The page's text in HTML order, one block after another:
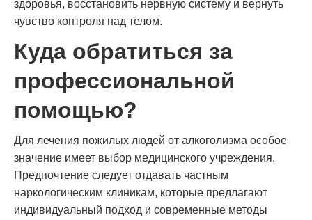
здоровья, восстановить нервную систему и вернуть
чувство контроля над телом.
Куда обратиться за
профессиональной
помощью?
Для лечения пожилых людей от алкоголизма особое
значение имеет выбор медицинского учреждения.
Предпочтение следует отдавать частным
наркологическим клиникам, которые предлагают
индивидуальный подход и современные методы